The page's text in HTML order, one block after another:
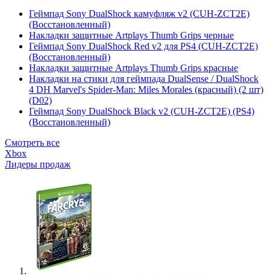
Геймпад Sony DualShock камуфляж v2 (CUH-ZCT2E)
(Восстановленный)
Накладки защитные Artplays Thumb Grips черные
Геймпад Sony DualShock Red v2 для PS4 (CUH-ZCT2E)
(Восстановленный)
Накладки защитные Artplays Thumb Grips красные
Накладки на стики для геймпада DualSense / DualShock
4 DH Marvel's Spider-Man: Miles Morales (красный) (2 шт)
(D02)
Геймпад Sony DualShock Black v2 (CUH-ZCT2E) (PS4)
(Восстановленный)
Смотреть все
Xbox
Лидеры продаж